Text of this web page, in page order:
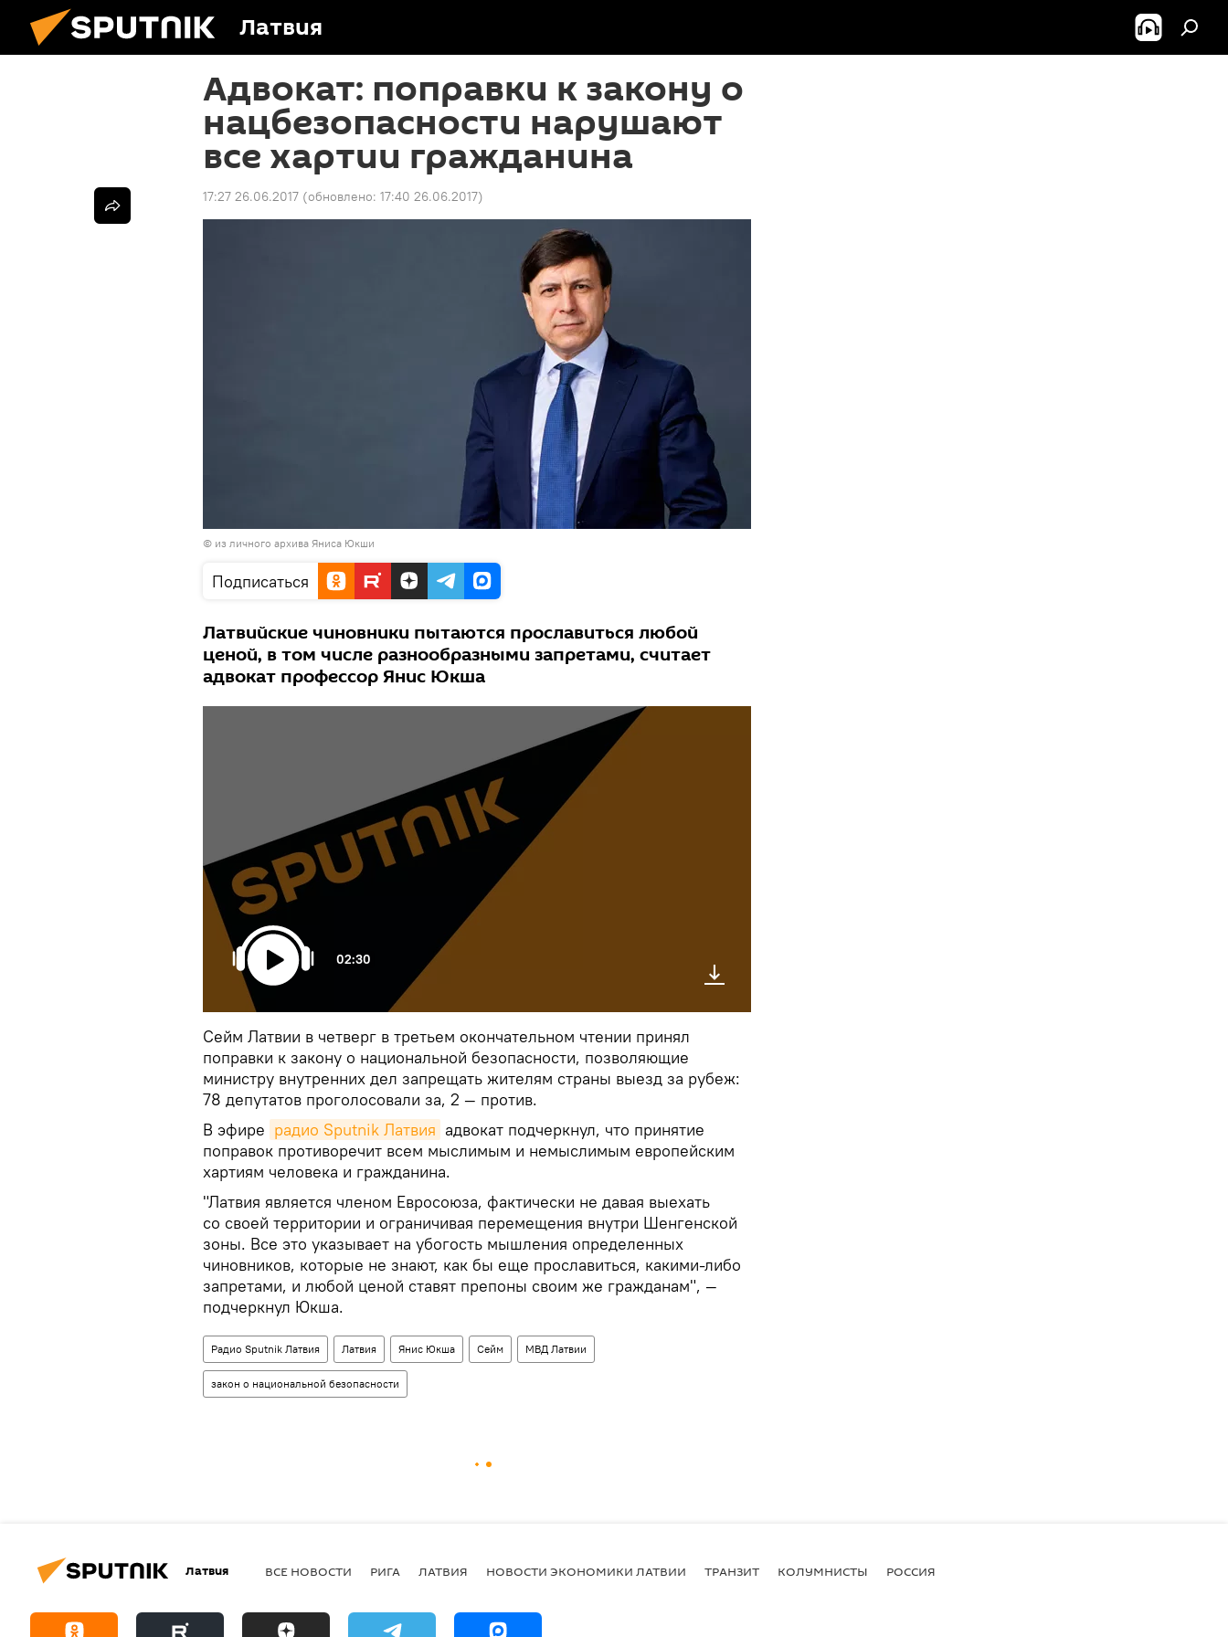
Латвия
Адвокат: поправки к закону о
нацбезопасности нарушают
все хартии гражданина
17:27 26.06.2017 (обновлено: 17:40 26.06.2017)
© из личного архива Яниса Юкши
Подписаться
Латвийские чиновники пытаются прославиться любой
ценой, в том числе разнообразными запретами, считает
адвокат профессор Янис Юкша
02:30
Сейм Латвии в четверг в третьем окончательном чтении принял
поправки к закону о национальной безопасности, позволяющие
министру внутренних дел запрещать жителям страны выезд за рубеж:
78 депутатов проголосовали за, 2 — против.
В эфире радио Sputnik Латвия адвокат подчеркнул, что принятие
поправок противоречит всем мыслимым и немыслимым европейским
хартиям человека и гражданина.
"Латвия является членом Евросоюза, фактически не давая выехать
со своей территории и ограничивая перемещения внутри Шенгенской
зоны. Все это указывает на убогость мышления определенных
чиновников, которые не знают, как бы еще прославиться, какими-либо
запретами, и любой ценой ставят препоны своим же гражданам", —
подчеркнул Юкша.
Радио Sputnik Латвия Латвия Янис Юкша Сейм МВД Латвии
закон о национальной безопасности
Латвия ВСЕ НОВОСТИ РИГА ЛАТВИЯ НОВОСТИ ЭКОНОМИКИ ЛАТВИИ ТРАНЗИТ КОЛУМНИСТЫ РОССИЯ